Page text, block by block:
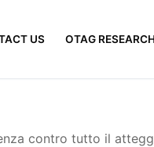
US OTAG
contro tutto il